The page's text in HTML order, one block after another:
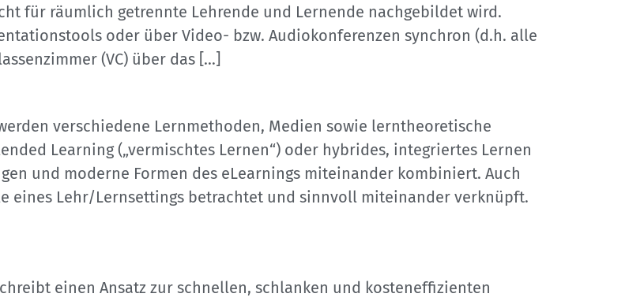
für räumlich getrennte Lehrende und Lernende nachgebildet wird.
oder über Video- bzw. Audiokonferenzen synchron (d.h. alle
(VC) über das […]
verschiedene Lernmethoden, Medien sowie lerntheoretische
Learning („vermischtes Lernen“) oder hybrides, integriertes Lernen
und moderne Formen des eLearnings miteinander kombiniert. Auch
eines Lehr/Lernsettings betrachtet und sinnvoll miteinander verknüpft.
einen Ansatz zur schnellen, schlanken und kosteneffizienten